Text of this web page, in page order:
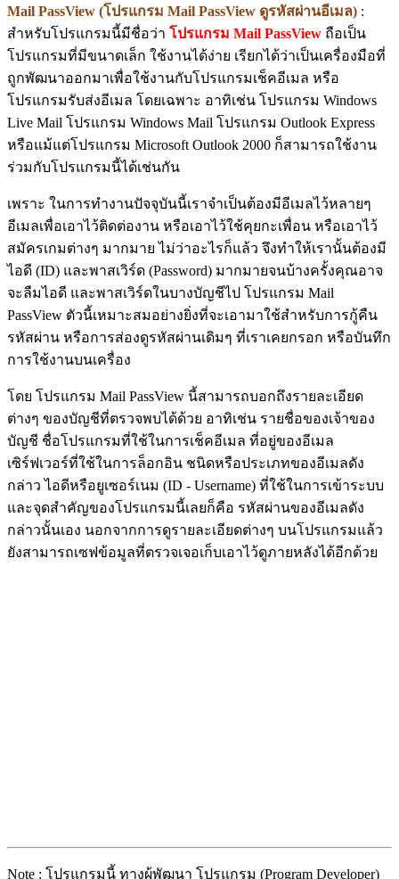
Mail PassView (โปรแกรม Mail PassView ดูรหัสผ่านอีเมล) :
สำหรับโปรแกรมนี้มีชื่อว่า โปรแกรม Mail PassView ถือเป็น
โปรแกรมที่มีขนาดเล็ก ใช้งานได้ง่าย เรียกได้ว่าเป็นเครื่องมือที่
ถูกพัฒนาออกมาเพื่อใช้งานกับโปรแกรมเช็คอีเมล หรือ
โปรแกรมรับส่งอีเมล โดยเฉพาะ อาทิเช่น โปรแกรม Windows
Live Mail โปรแกรม Windows Mail โปรแกรม Outlook Express
หรือแม้แต่โปรแกรม Microsoft Outlook 2000 ก็สามารถใช้งาน
ร่วมกับโปรแกรมนี้ได้เช่นกัน
เพราะ ในการทำงานปัจจุบันนี้เราจำเป็นต้องมีอีเมลไว้หลายๆ
อีเมลเพื่อเอาไว้ติดต่องาน หรือเอาไว้ใช้คุยกะเพื่อน หรือเอาไว้
สมัครเกมต่างๆ มากมาย ไม่ว่าอะไรก็แล้ว จึงทำให้เรานั้นต้องมี
ไอดี (ID) และพาสเวิร์ด (Password) มากมายจนบ้างครั้งคุณอาจ
จะลืมไอดี และพาสเวิร์ดในบางบัญชีไป โปรแกรม Mail
PassView ตัวนี้เหมาะสมอย่างยิ่งที่จะเอามาใช้สำหรับการกู้คืน
รหัสผ่าน หรือการส่องดูรหัสผ่านเดิมๆ ที่เราเคยกรอก หรือบันทึก
การใช้งานบนเครื่อง
โดย โปรแกรม Mail PassView นี้สามารถบอกถึงรายละเอียด
ต่างๆ ของบัญชีที่ตรวจพบได้ด้วย อาทิเช่น รายชื่อของเจ้าของ
บัญชี ชื่อโปรแกรมที่ใช้ในการเช็คอีเมล ที่อยู่ของอีเมล
เซิร์ฟเวอร์ที่ใช้ในการล็อกอิน ชนิดหรือประเภทของอีเมลดัง
กล่าว ไอดีหรือยูเซอร์เนม (ID - Username) ที่ใช้ในการเข้าระบบ
และจุดสำคัญของโปรแกรมนี้เลยก็คือ รหัสผ่านของอีเมลดัง
กล่าวนั้นเอง นอกจากการดูรายละเอียดต่างๆ บนโปรแกรมแล้ว
ยังสามารถเซฟข้อมูลที่ตรวจเจอเก็บเอาไว้ดูภายหลังได้อีกด้วย
Note : โปรแกรมนี้ ทางผู้พัฒนา โปรแกรม (Program Developer)